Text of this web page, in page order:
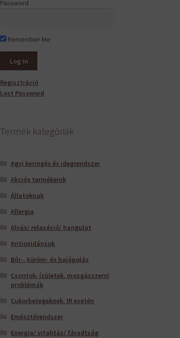
Password
Remember Me
Regisztráció
Lost Password
Termék kategóriák
Agyi keringés és idegrendszer
Akciós termékeink
Állatoknak
Allergia
Alvás/ relaxáció/ hangulat
Antioxidánsok
Bőr-, köröm- és hajápolás
Csontok, ízületek, mozgásszervi
problémák
Cukorbetegeknek, IR esetén
Emésztőrendszer
Energia/ vitalitás/ fáradtság